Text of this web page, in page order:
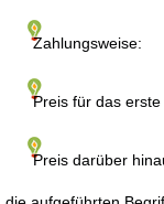
Zahlungsweise:
Preis für das
Preis darüber